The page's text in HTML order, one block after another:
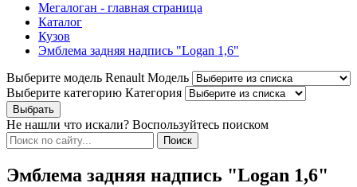
Мегалоган - главная страница
Каталог
Кузов
Эмблема задняя надпись "Logan 1,6"
Выберите модель Renault Модель
Выберите категорию Категория
Не нашли что искали? Воспользуйтесь поиском
Эмблема задняя надпись "Logan 1,6"